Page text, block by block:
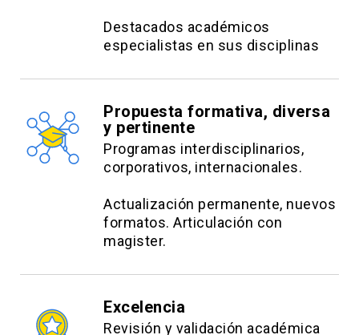
Destacados académicos
especialistas en sus disciplinas
Propuesta formativa, diversa
y pertinente
Programas interdisciplinarios,
corporativos, internacionales.
Actualización permanente, nuevos
formatos. Articulación con
magister.
Excelencia
Revisión y validación académica